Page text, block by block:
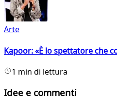
Arte
Kapoor: «È lo spettatore che
1 min di lettura
Idee e commenti